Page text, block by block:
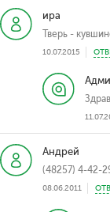
ира
Тверь -
10.07.2015
Андрей
(48257) 4-42-
08.06.2011